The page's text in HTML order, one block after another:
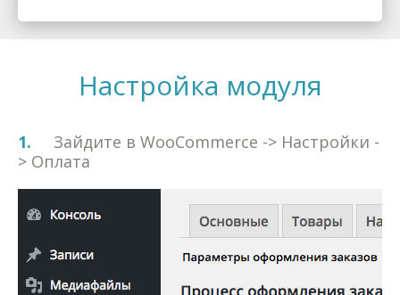
Настройка модуля
1.
Зайдите в WooCommerce -> Настройки -
> Оплата